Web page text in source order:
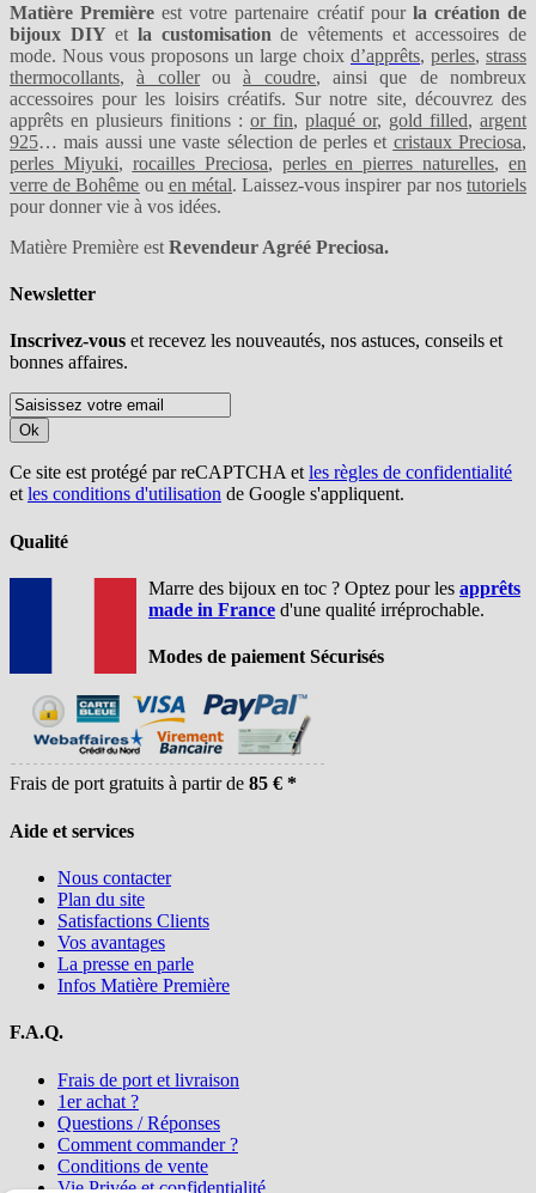
Matière Première est votre partenaire créatif pourla création de
bijoux DIY etla customisation de vêtements et accessoires de
mode. Nous vous proposons un large choix d’apprêts, perles, strass
thermocollants,à collerouà coudre, ainsi que de nombreux
accessoires pour les loisirs créatifs. Sur notre site, découvrez des
apprêts en plusieurs finitions : or fin, plaqué or, gold filled, argent
925… mais aussi une vaste sélection de perles et cristaux Preciosa,
perles Miyuki, rocailles Preciosa, perles en pierres naturelles, en
verre de Bohême ou en métal. Laissez-vous inspirer par nostutoriels
pour donner vie à vos idées.
Matière Première est Revendeur Agréé Preciosa.
Newsletter
Inscrivez-vous et recevez les nouveautés, nos astuces, conseils et
bonnes affaires.
Ok
Ce site est protégé par reCAPTCHA etles règles de confidentialité
etles conditions d'utilisation de Google s'appliquent.
Qualité
Marre des bijoux en toc ? Optez pour les apprêts
made in France d'une qualité irréprochable.
Modes de paiement Sécurisés
Frais de port gratuits à partir de 85 € *
Aide et services
Nous contacter
Plan du site
Satisfactions Clients
Vos avantages
La presse en parle
Infos Matière Première
F.A.Q.
Frais de port et livraison
1er achat ?
Questions / Réponses
Comment commander ?
Conditions de vente
Vie Privée et confidentialité